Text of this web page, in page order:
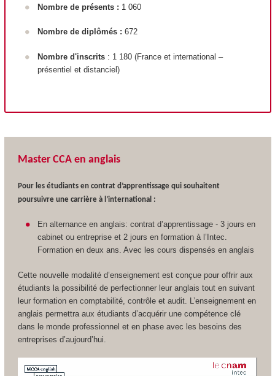
Nombre de présents : 1 060
Nombre de diplômés : 672
Nombre d'inscrits: 1 180 (France et international –
présentiel et distanciel)
Master CCA en anglais
Pour les étudiants en contrat d’apprentissage qui souhaitent
poursuivre une carrière à l’international :
En alternance en anglais: contrat d’apprentissage - 3 jours en
cabinet ou entreprise et 2 jours en formation à l’Intec.
Formation en deux ans. Avec les cours dispensés en anglais
Cette nouvelle modalité d’enseignement est conçue pour offrir aux
étudiants la possibilité de perfectionner leur anglais tout en suivant
leur formation en comptabilité, contrôle et audit. L’enseignement en
anglais permettra aux étudiants d’acquérir une compétence clé
dans le monde professionnel et en phase avec les besoins des
entreprises d’aujourd’hui.